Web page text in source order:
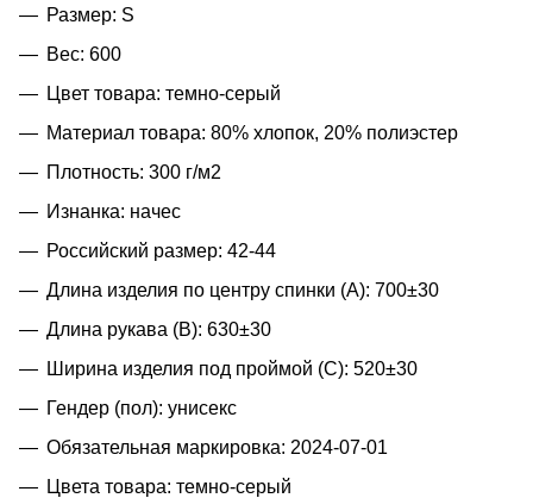
Размер: S
Вес: 600
Цвет товара: темно-серый
Материал товара: 80% хлопок, 20% полиэстер
Плотность: 300 г/м2
Изнанка: начес
Российский размер: 42-44
Длина изделия по центру спинки (A): 700±30
Длина рукава (B): 630±30
Ширина изделия под проймой (С): 520±30
Гендер (пол): унисекс
Обязательная маркировка: 2024-07-01
Цвета товара: темно-серый